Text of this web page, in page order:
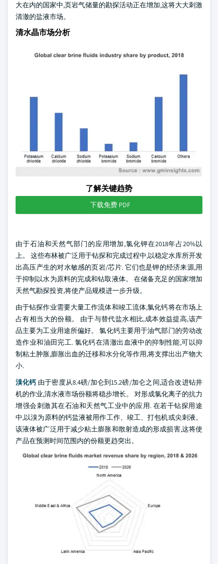
大在内的国家中,页岩气储量的勘探活动正在增加,这将大大刺激
清澈的盐液市场。
清水晶市场分析
了解关键趋势
下载免费 PDF
由于石油和天然气部门的应用增加,氯化钾在2018年占20%以
上。 这些布林被广泛用于钻探和完成过程中,以稳定水库所开发
出高压产生的对水敏感的页岩/芯片. 它们也是钾的经济来源,用
于抑制以水为原料的完成和钻取液体。 在储备充足的国家增加
天然气勘探投资,将使产品规模进一步升级。
由于钻探作业需要大量工作流体和竣工流体,氯化钙将在市场上
占有相当大的份额。 由于与替代盐水相比,成本效益提高,该产
品主要为工业用途所偏好。 氯化钙主要用于油气部门的劳动改
造作业和油田完工. 氯化钙在清澈出血液中的抑制性能,可以抑
制粘土肿胀,膨胀出血的迁移和水分化等作用,将支撑出出产物大
小.
溴化钙 由于密度从8.4磅/加仑到15.2磅/加仑之间,适合改进钻井
机的作业,清水液市场份额将稳步增长。 对形成氯化离子的抗力
增强会刺激其在石油和天然气工业中的应用. 在若干钻探用途
中,以溴为原料的钙盐液被用作工作、竣工、打包机或尖刺液。
该液体被广泛用于减少粘土膨胀和散射造成的形成损害,这将使
产品在预测时间范围内的份额更趋突出。